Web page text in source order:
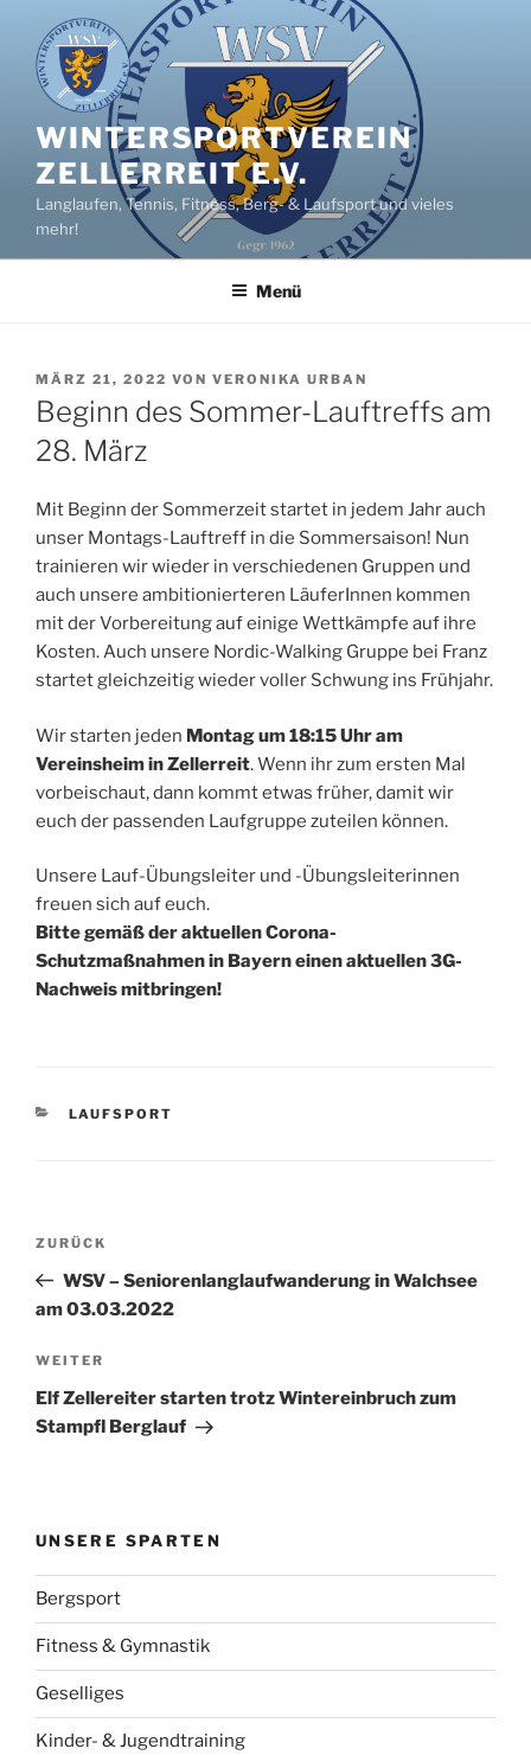
Inhalt
springen
WINTERSPORTVEREIN
ZELLERREIT E.V.
Langlaufen, Tennis, Fitness, Berg- & Laufsport und vieles
mehr!
Menü
VERÖFFENTLICHT
AM
MÄRZ 21, 2022 VON VERONIKA URBAN
Beginn des Sommer-Lauftreffs am
28. März
Mit Beginn der Sommerzeit startet in jedem Jahr auch
unser Montags-Lauftreff in die Sommersaison! Nun
trainieren wir wieder in verschiedenen Gruppen und
auch unsere ambitionierteren LäuferInnen kommen
mit der Vorbereitung auf einige Wettkämpfe auf ihre
Kosten. Auch unsere Nordic-Walking Gruppe bei Franz
startet gleichzeitig wieder voller Schwung ins Frühjahr.
Wir starten jeden Montag um 18:15 Uhr am
Vereinsheim in Zellerreit. Wenn ihr zum ersten Mal
vorbeischaut, dann kommt etwas früher, damit wir
euch der passenden Laufgruppe zuteilen können.
Unsere Lauf-Übungsleiter und -Übungsleiterinnen
freuen sich auf euch.
Bitte gemäß der aktuellen Corona-
Schutzmaßnahmen in Bayern einen aktuellen 3G-
Nachweis mitbringen!
KATEGORIEN
LAUFSPORT
Beitragsnavigation
Vorheriger
Beitrag
ZURÜCK
WSV – Seniorenlanglaufwanderung in Walchsee
am 03.03.2022
Nächster
Beitrag
WEITER
Elf Zellereiter starten trotz Wintereinbruch zum
Stampfl Berglauf
UNSERE SPARTEN
Bergsport
Fitness & Gymnastik
Geselliges
Kinder- & Jugendtraining